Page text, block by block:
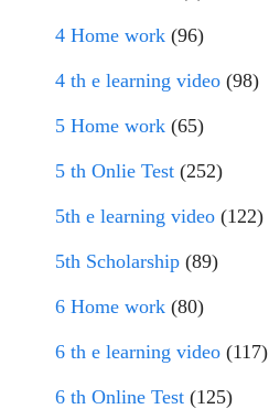
4 Home work (96)
4 th e learning video (98)
5 Home work (65)
5 th Onlie Test (252)
5th e learning video (122)
5th Scholarship (89)
6 Home work (80)
6 th e learning video (117)
6 th Online Test (125)